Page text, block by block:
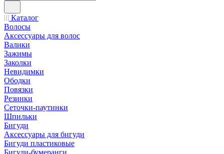
Каталог
Волосы
Аксессуары для волос
Валики
Зажимы
Заколки
Невидимки
Ободки
Повязки
Резинки
Сеточки-паутинки
Шпильки
Бигуди
Аксессуары для бигуди
Бигуди пластиковые
Бигуди-бумеранги